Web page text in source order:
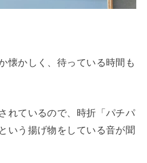
懐かしく、待っている時間も
れているので、時折「パチパ
いう揚げ物をしている音が聞